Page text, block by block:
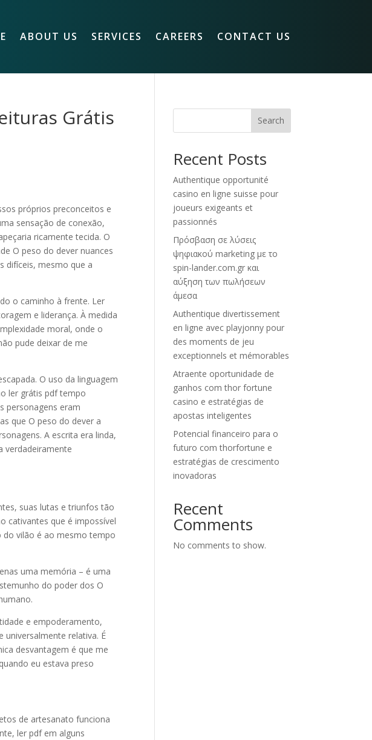
ABOUT US SERVICES CAREERS CONTACT US
Grátis
próprios preconceitos e
sensação de conexão,
ricamente tecida. O
O peso do dever nuances
difíceis, mesmo que a
o caminho à frente. Ler
e liderança. À medida
moral, onde o
pude deixar de me
O uso da linguagem
ler grátis pdf tempo
personagens eram
que O peso do dever a
A escrita era linda,
verdadeiramente
suas lutas e triunfos tão
cativantes que é impossível
do vilão é ao mesmo tempo
uma memória – é uma
do poder dos O
e empoderamento,
relativa. É
desvantagem é que me
eu estava preso
de artesanato funciona
ler pdf em alguns
Search
Recent Posts
Authentique opportunité
casino en ligne suisse pour
joueurs exigeants et
passionnés
Πρόσβαση σε λύσεις
ψηφιακού marketing με το
spin-lander.com.gr και
αύξηση των πωλήσεων
άμεσα
Authentique divertissement
en ligne avec playjonny pour
des moments de jeu
exceptionnels et mémorables
Atraente oportunidade de
ganhos com thor fortune
casino e estratégias de
apostas inteligentes
Potencial financeiro para o
futuro com thorfortune e
estratégias de crescimento
inovadoras
Recent
Comments
No comments to show.